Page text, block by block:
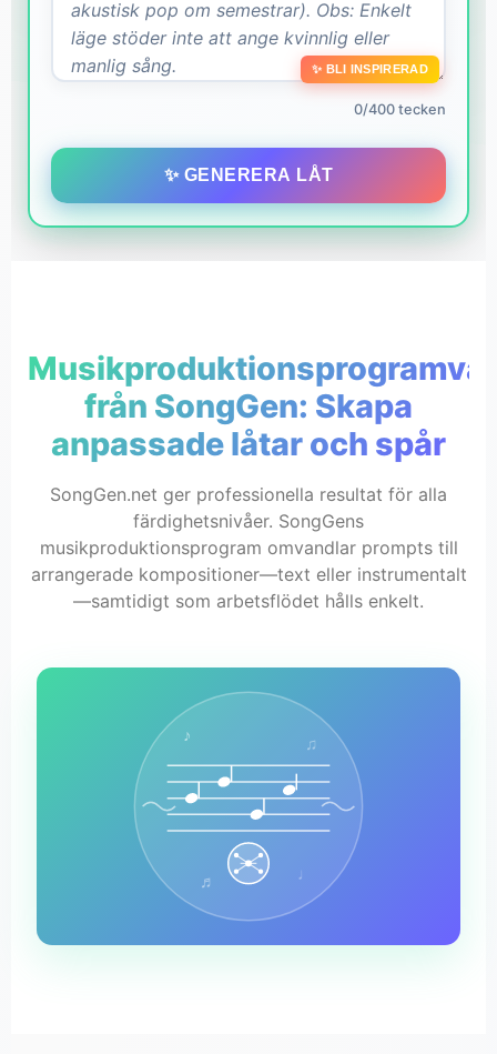
✨ BLI INSPIRERAD
0/400 tecken
✨ GENERERA LÅT
från SongGen: Skapa
anpassade låtar och spår
SongGen.net ger professionella resultat för alla
färdighetsnivåer. SongGens
musikproduktionsprogram omvandlar prompts till
arrangerade kompositioner—text eller instrumentalt
—samtidigt som arbetsflödet hålls enkelt.
♪ ♫
♬ ♩